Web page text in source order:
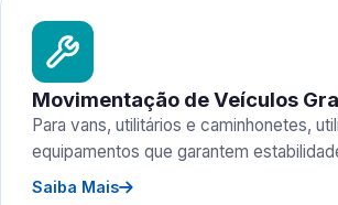
Movimentação de Veículos
Para vans, utilitários e caminhonetes,
equipamentos que garantem
Saiba Mais